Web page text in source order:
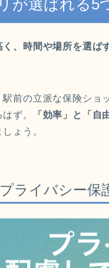
が選ばれる5
、時間や場所を選ば
駅前の立派な保険ショ
ず。
「効率」と「自
ょう。
ライバシー保